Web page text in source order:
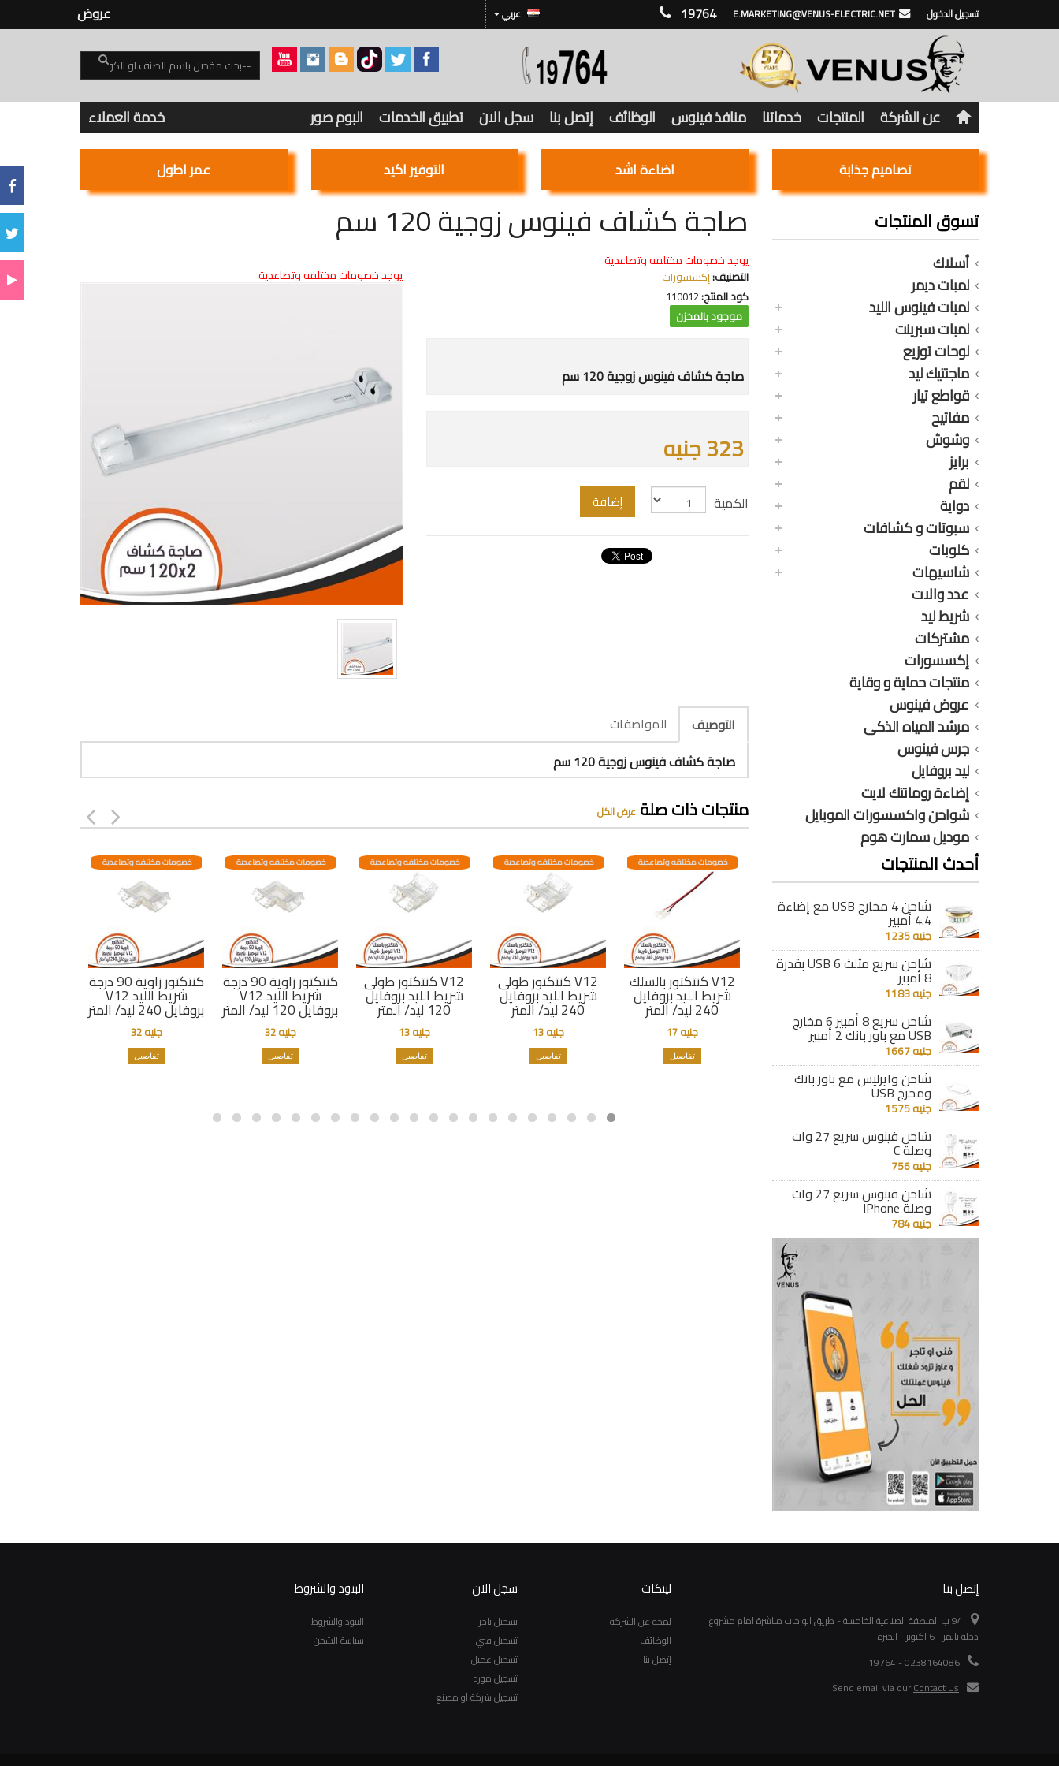
19764 E.MARKETING@VENUS-ELECTRIC.NET تسجيل الدخول عربي عروض
عن الشركة المنتجات خدماتنا منافذ فينوس الوظائف إتصل بنا سجل الان تطبيق الخدمات البوم صور خدمة العملاء
تصاميم جذابة اضاءة اشد التوفير اكيد عمر اطول
تسوق المنتجات
أسلاك
لمبات ديمر
لمبات فينوس الليد
لمبات سبرينت
لوحات توزيع
ماجنتيك ليد
قواطع تيار
مفاتيح
وشوش
برايز
لقم
دواية
سبوتات و كشافات
كلوبات
شاسيهات
عدد والات
شريط ليد
مشتركات
إكسسورات
منتجات حماية و وقاية
عروض فينوس
مرشد المياه الذكى
جرس فينوس
ليد بروفايل
إضاءة رومانتك لايت
شواحن واكسسورات الموبايل
موديل سمارت هوم
أحدث المنتجات
شاحن 4 مخارج USB مع إضاءة
4.4 أمبير
جنيه 1235
شاحن سريع مثلث 6 USB بقدرة
8 أمبير
جنيه 1183
شاحن سريع 8 أمبير 6 مخارج
USB مع باور بانك 2 أمبير
جنيه 1667
شاحن وايرليس مع باور بانك
ومخرج USB
جنيه 1575
شاحن فينوس سريع 27 وات
وصلة C
جنيه 756
شاحن فينوس سريع 27 وات
وصلة IPhone
جنيه 784
صاجة كشاف فينوس زوجية 120 سم
يوجد خصومات مختلفه وتصاعدية
التصنيف:إكسسورات
كود المنتج:110012
موجود بالمخزن
صاجة كشاف فينوس زوجية 120 سم
323 جنيه
الكمية إضافة
يوجد خصومات مختلفه وتصاعدية
التوصيف
المواصفات
صاجة كشاف فينوس زوجية 120 سم
منتجات ذات صلةعرض الكل
كنتكتور زاوية 90 درجة
V12 شريط الليد
بروفايل 240 ليد/ المتر
خصومات مختلفه وتصاعدية
جنيه 32
تفاصيل
كنتكتور زاوية 90 درجة
V12 شريط الليد
بروفايل 120 ليد/ المتر
خصومات مختلفه وتصاعدية
جنيه 32
تفاصيل
كنتكتور طولى V12
شريط الليد بروفايل
120 ليد/ المتر
خصومات مختلفه وتصاعدية
جنيه 13
تفاصيل
كنتكتور طولى V12
شريط الليد بروفايل
240 ليد/ المتر
خصومات مختلفه وتصاعدية
جنيه 13
تفاصيل
كنتكتور بالسلك V12
شريط الليد بروفايل
240 ليد/ المتر
خصومات مختلفه وتصاعدية
جنيه 17
تفاصيل
120 ليد/ المتر
جنيه 17
وصلة شريط ليد
مستورد مزدوجة 72 و
120 ليد
خصومات مختلفه وتصاعدية
جنيه 15
تفاصيل
إتصل بنا
94 ب المنطقة الصناعية الخامسة - طريق الواحات مباشرة امام مشروع
دجلة بالمز - 6 اكتوبر - الجيزة
0238164086 - 19764
Send email via ourContact Us
لينكات
لمحة عن الشركة
الوظائف
إتصل بنا
سجل الان
تسجيل تاجر
تسجيل فني
تسجيل عميل
تسجيل مورد
تسجيل شركة او مصنع
البنود والشروط
البنود والشروط
سياسة الشحن